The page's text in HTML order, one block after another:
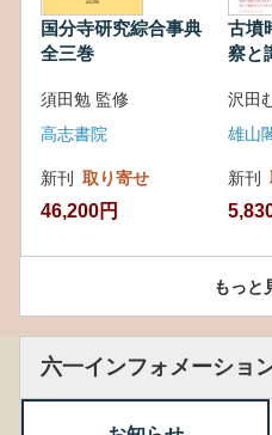
国分寺研究綜合事典
全三巻
須田勉 監修
高志書院
新刊 取り寄せ
46,200円
古墳
察と
沢田
雄山
新刊
もっと
六一インフォメーショ